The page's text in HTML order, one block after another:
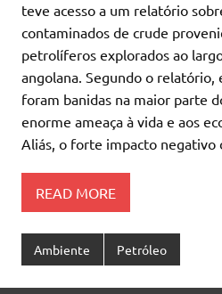
teve acesso a um relatório
contaminados de crude
petrolíferos explorados ao
angolana. Segundo o relatório,
foram banidas na maior parte
enorme ameaça à vida e aos
Aliás, o forte impacto
READ MORE
Ambiente Petróleo